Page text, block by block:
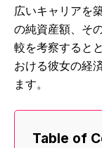
広いキャリアを
の純資産額、そ
較を考察すると
おける彼女の経
ます。
Table of